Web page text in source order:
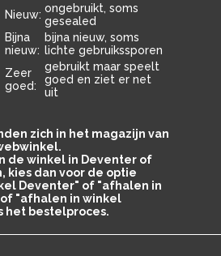
Nieuw: ongebruikt, soms
gesealed
Bijna
nieuw:
bijna nieuw, soms
lichte gebruikssporen
Zeer
goed:
gebruikt maar speelt
goed en ziet er net
uit
zich in het magazijn van
de winkel in Deventer of
kies dan voor de optie
Deventer" of "afhalen in
"afhalen in winkel
het bestelproces.